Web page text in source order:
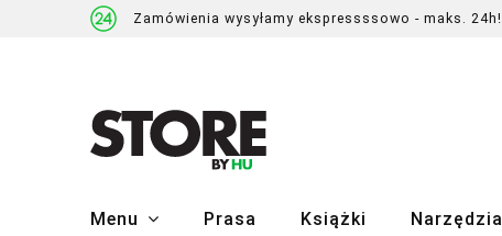
Zamówienia wysyłamy ekspressssowo - maks. 24h!
Menu Prasa Książki Narzędzia